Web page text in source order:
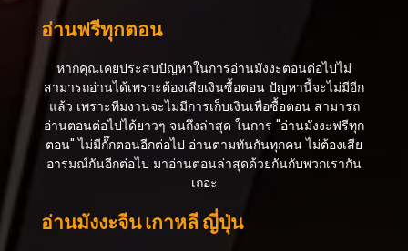
อ่านฟรีทุกตอน
หากคุณเคยประสบปัญหาในการอ่านมังงะตอนต่อไปไม่
สามารถอ่านได้เพราะต้องเสียเงินซื้อตอน ปัญหานี้จะไม่มีอีก
แล้ว เพราะทีมงานจะไม่มีการเก็บเงินเพื่อซื้อตอน สามารถ
อ่านตอนต่อไปได้ยาวๆ จนถึงล่าสุด ในการ "อ่านมังงะฟรีทุก
ตอน" ไม่มีกั๊กตอนอีกต่อไป อ่านตามทันกันทุกคน ไม่ต้องเสีย
อารมณ์กันอีกต่อไป มาอ่านตอนล่าสุดด้วยกันกับพวกเรากัน
เถอะ
อ่านมังงะจีน เกาหลี ญี่ปุ่น